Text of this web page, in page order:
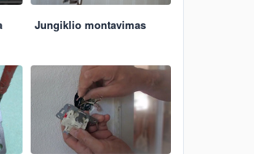
Jungiklio montavimas